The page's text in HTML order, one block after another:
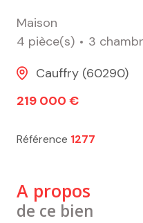
Maison
4 pièce(s)
3
Cauffry (60290)
219 000 €
Référence 1277
A propos
de ce bien